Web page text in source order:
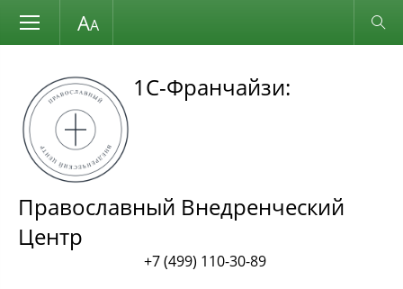
Размер шрифта Обычная версия
1С-Франчайзи:
Православный Внедренческий
Центр
+7 (499) 110-30-89